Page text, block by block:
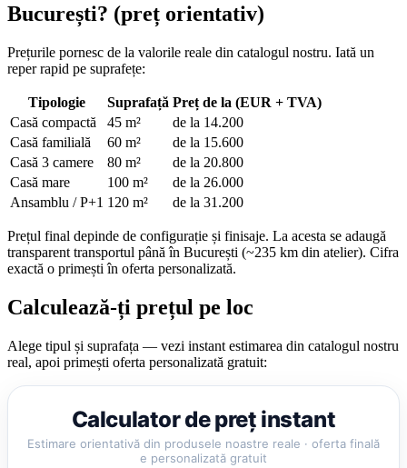
București? (preț orientativ)
Prețurile pornesc de la valorile reale din catalogul nostru. Iată un
reper rapid pe suprafețe:
Tipologie Suprafață Preț de la (EUR + TVA)
Casă compactă
45 m²
de la 14.200
Casă familială
60 m²
de la 15.600
Casă 3 camere
80 m²
de la 20.800
Casă mare
100 m²
de la 26.000
Ansamblu / P+1 120 m² de la 31.200
Prețul final depinde de configurație și finisaje. La acesta se adaugă
transparent transportul până în București (~235 km din atelier). Cifra
exactă o primești în oferta personalizată.
Calculează-ți prețul pe loc
Alege tipul și suprafața — vezi instant estimarea din catalogul nostru
real, apoi primești oferta personalizată gratuit:
Calculator de preț instant
Estimare orientativă din produsele noastre reale · oferta finală
e personalizată gratuit